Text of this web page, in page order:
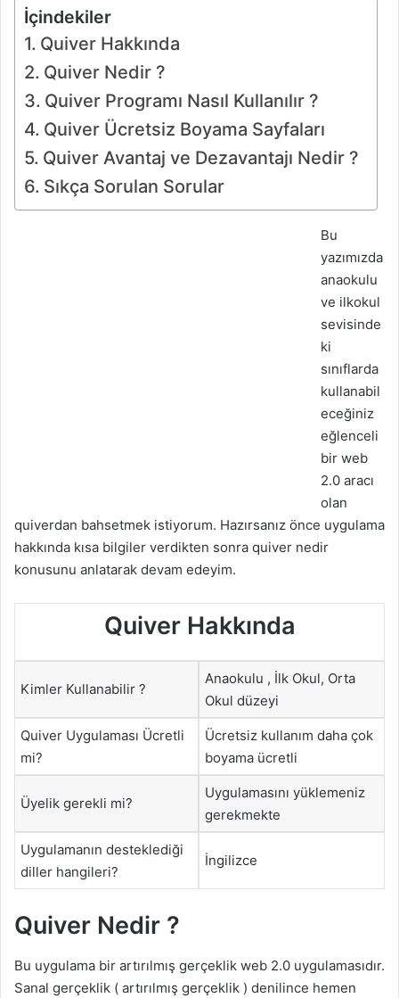
İçindekiler
Quiver Hakkında
Quiver Nedir ?
Quiver Programı Nasıl Kullanılır ?
Quiver Ücretsiz Boyama Sayfaları
Quiver Avantaj ve Dezavantajı Nedir ?
Sıkça Sorulan Sorular
Bu
yazımızda
anaokulu
ve ilkokul
sevisinde
ki
sınıflarda
kullanabil
eceğiniz
eğlenceli
bir web
2.0 aracı
olan
quiverdan bahsetmek istiyorum. Hazırsanız önce uygulama
hakkında kısa bilgiler verdikten sonra quiver nedir
konusunu anlatarak devam edeyim.
Quiver Hakkında
Kimler Kullanabilir ?
Anaokulu , İlk Okul, Orta
Okul düzeyi
Quiver Uygulaması Ücretli
mi?
Ücretsiz kullanım daha çok
boyama ücretli
Üyelik gerekli mi?
Uygulamasını yüklemeniz
gerekmekte
Uygulamanın desteklediği
diller hangileri?
İngilizce
Quiver Nedir ?
Bu uygulama bir artırılmış gerçeklik web 2.0 uygulamasıdır.
Sanal gerçeklik ( artırılmış gerçeklik ) denilince hemen